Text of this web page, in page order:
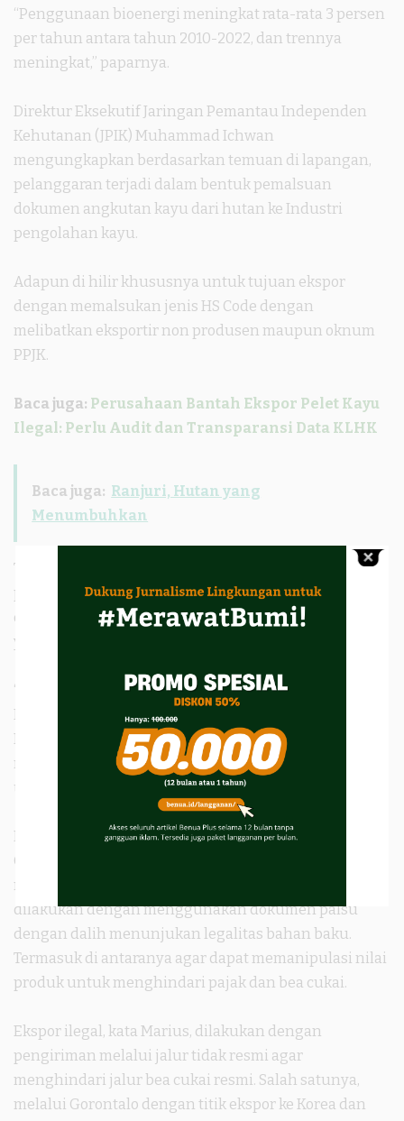
“Penggunaan bioenergi meningkat rata-rata 3 persen
per tahun antara tahun 2010-2022, dan trennya
meningkat,” paparnya.
Direktur Eksekutif Jaringan Pemantau Independen
Kehutanan (JPIK) Muhammad Ichwan
mengungkapkan berdasarkan temuan di lapangan,
pelanggaran terjadi dalam bentuk pemalsuan
dokumen angkutan kayu dari hutan ke Industri
pengolahan kayu.
Adapun di hilir khususnya untuk tujuan ekspor
dengan memalsukan jenis HS Code dengan
melibatkan eksportir non produsen maupun oknum
PPJK.
Baca juga: Perusahaan Bantah Ekspor Pelet Kayu
Ilegal: Perlu Audit dan Transparansi Data KLHK
Baca juga: Ranjuri, Hutan yang
Menumbuhkan
Temuan tersebut, kata Ichwan, menunjukan
perusahaan selama ini telah melakukan kecurangan
dengan menyembunyikan jenis kayu sesungguhnya
yang akan diekspor.
“Pinjam bendera perusahaan yang tidak memiliki V-
Legal tetapi masih melakukan ekspor kayu olahan.
Modusnya bekerja sama dengan PPJK, di sisi lain
mekanisme penerbitan V legal masih ada celah,”
ungkapnya.
Pakar Hutan dan Lingkungan Indonesia Working
Group on Forest Finance (IWGFF), Marius Gunawan
mengungkapkan modus ekspor ilegal pelet kayu
dilakukan dengan menggunakan dokumen palsu
dengan dalih menunjukan legalitas bahan baku.
Termasuk di antaranya agar dapat memanipulasi nilai
produk untuk menghindari pajak dan bea cukai.
Ekspor ilegal, kata Marius, dilakukan dengan
pengiriman melalui jalur tidak resmi agar
menghindari jalur bea cukai resmi. Salah satunya,
melalui Gorontalo dengan titik ekspor ke Korea dan